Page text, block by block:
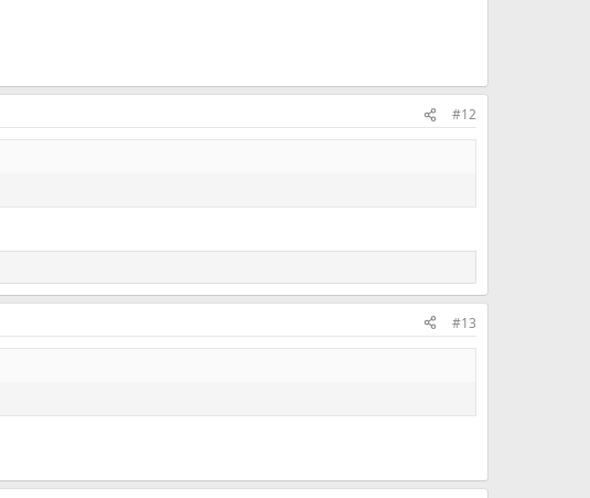
#12
#13